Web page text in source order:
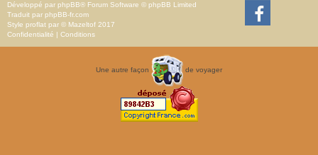
Développé par phpBB® Forum Software © phpBB Limited
Traduit par phpBB-fr.com
Style proflat par © Mazeltof 2017
Confidentialité | Conditions
Une autre façon de voyager